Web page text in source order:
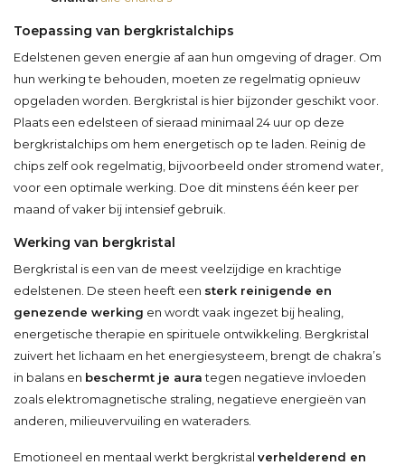
Toepassing van bergkristalchips
Edelstenen geven energie af aan hun omgeving of drager. Om
hun werking te behouden, moeten ze regelmatig opnieuw
opgeladen worden. Bergkristal is hier bijzonder geschikt voor.
Plaats een edelsteen of sieraad minimaal 24 uur op deze
bergkristalchips om hem energetisch op te laden. Reinig de
chips zelf ook regelmatig, bijvoorbeeld onder stromend water,
voor een optimale werking. Doe dit minstens één keer per
maand of vaker bij intensief gebruik.
Werking van bergkristal
Bergkristal is een van de meest veelzijdige en krachtige
edelstenen. De steen heeft een sterk reinigende en
genezende werking en wordt vaak ingezet bij healing,
energetische therapie en spirituele ontwikkeling. Bergkristal
zuivert het lichaam en het energiesysteem, brengt de chakra’s
in balans en beschermt je aurategen negatieve invloeden
zoals elektromagnetische straling, negatieve energieën van
anderen, milieuvervuiling en wateraders.
Emotioneel en mentaal werkt bergkristal verhelderend en